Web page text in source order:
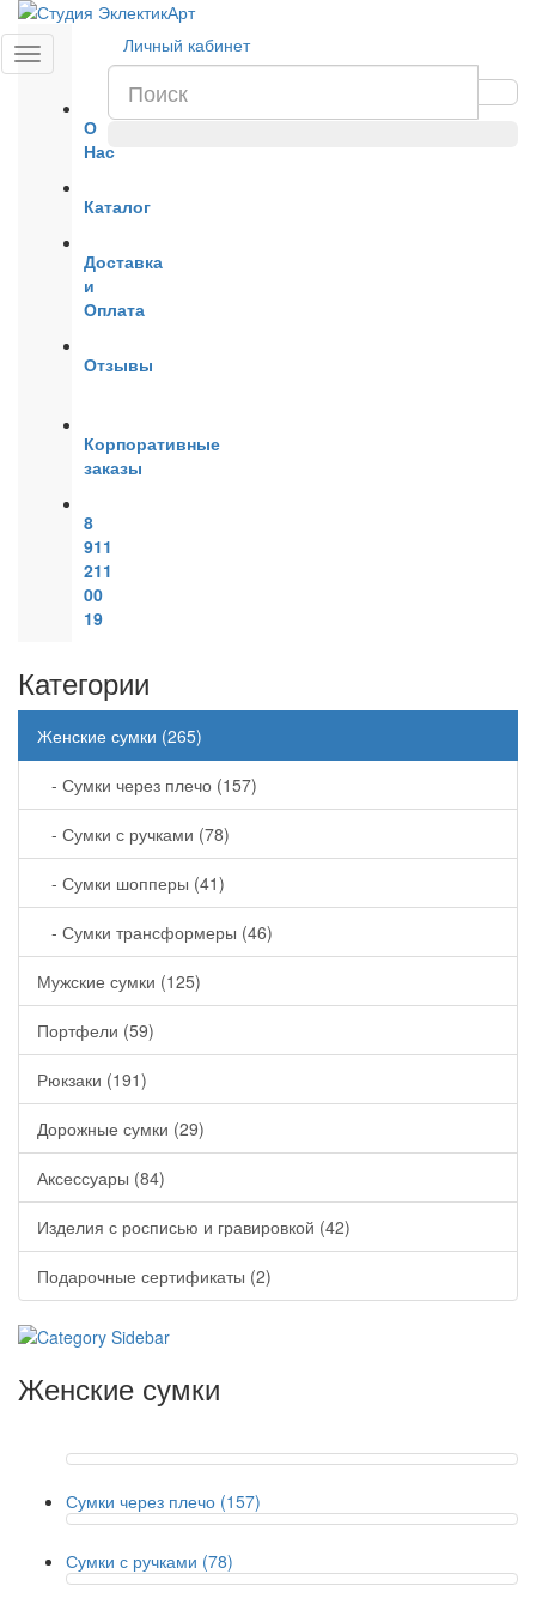
О
Нас
Каталог
Доставка
и
Оплата
Отзывы
Корпоративные
заказы
8
911
211
00
19
Личный кабинет
Категории
Женские сумки (265)
- Сумки через плечо (157)
- Сумки с ручками (78)
- Сумки шопперы (41)
- Сумки трансформеры (46)
Мужские сумки (125)
Портфели (59)
Рюкзаки (191)
Дорожные сумки (29)
Аксессуары (84)
Изделия с росписью и гравировкой (42)
Подарочные сертификаты (2)
Женские сумки
Сумки через плечо (157)
Сумки с ручками (78)